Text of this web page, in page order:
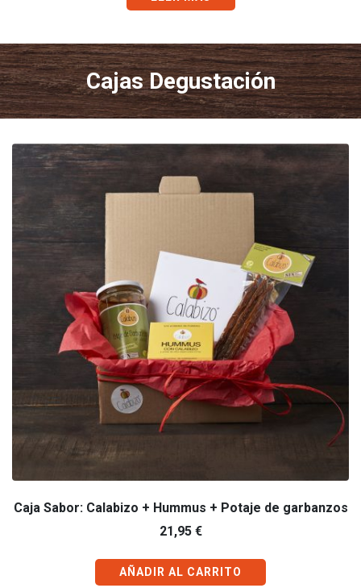
Cajas Degustación
Caja Sabor: Calabizo + Hummus + Potaje de garbanzos
21,95 €
AÑADIR AL CARRITO